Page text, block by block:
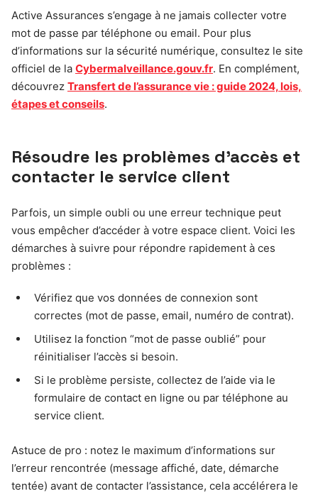
Active Assurances s’engage à ne jamais collecter votre
mot de passe par téléphone ou email. Pour plus
d’informations sur la sécurité numérique, consultez le site
officiel de la Cybermalveillance.gouv.fr. En complément,
découvrez Transfert de l’assurance vie : guide 2024, lois,
étapes et conseils.
Résoudre les problèmes d’accès et
contacter le service client
Parfois, un simple oubli ou une erreur technique peut
vous empêcher d’accéder à votre espace client. Voici les
démarches à suivre pour répondre rapidement à ces
problèmes :
Vérifiez que vos données de connexion sont
correctes (mot de passe, email, numéro de contrat).
Utilisez la fonction “mot de passe oublié” pour
réinitialiser l’accès si besoin.
Si le problème persiste, collectez de l’aide via le
formulaire de contact en ligne ou par téléphone au
service client.
Astuce de pro : notez le maximum d’informations sur
l’erreur rencontrée (message affiché, date, démarche
tentée) avant de contacter l’assistance, cela accélérera le